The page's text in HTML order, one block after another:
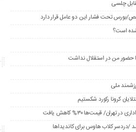
چلسی
بورس تحت فشار این دو عامل قرار دارد
است؟
حضور من در استقلال نداشت
ملی
کرونا رکورد شکستیم
قیمت‌ها ۳۰% کاهش یافت